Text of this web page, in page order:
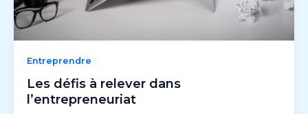
Entreprendre
Les défis à relever dans
l’entrepreneuriat